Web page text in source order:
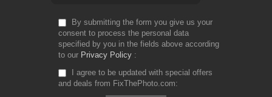
By submitting the form you give us your
consent to process the personal data
specified by you in the fields above according
to our Privacy Policy
I agree to be updated with special offers
and deals from FixThePhoto.com